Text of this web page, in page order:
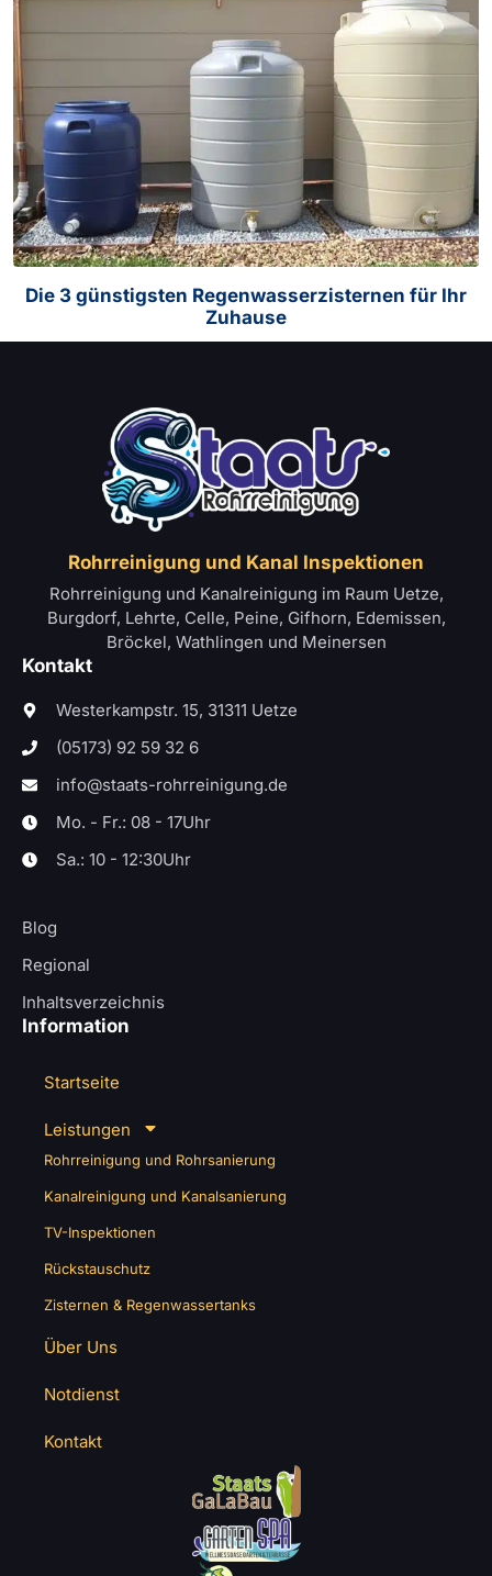
Die 3 günstigsten Regenwasserzisternen für Ihr
Zuhause
Rohrreinigung und Kanal Inspektionen
Rohrreinigung und Kanalreinigung im Raum Uetze,
Burgdorf, Lehrte, Celle, Peine, Gifhorn, Edemissen,
Bröckel, Wathlingen und Meinersen
Kontakt
Westerkampstr. 15, 31311 Uetze
(05173) 92 59 32 6
info@staats-rohrreinigung.de
Mo. - Fr.: 08 - 17Uhr
Sa.: 10 - 12:30Uhr
Blog
Regional
Inhaltsverzeichnis
Information
Startseite
Leistungen
Rohrreinigung und Rohrsanierung
Kanalreinigung und Kanalsanierung
TV-Inspektionen
Rückstauschutz
Zisternen & Regenwassertanks
Über Uns
Notdienst
Kontakt